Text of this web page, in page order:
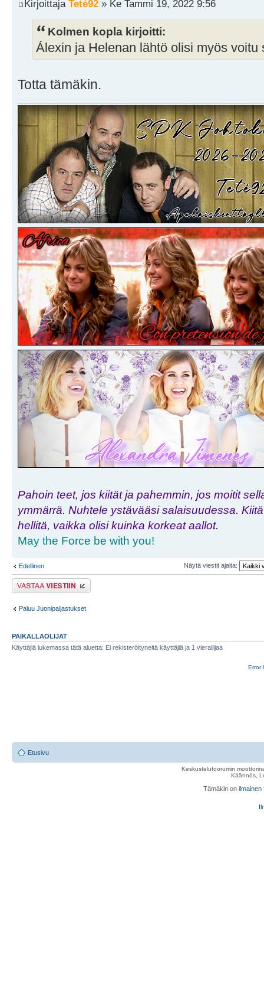
Kirjoittaja Teté92 » Ke Tammi 19, 2022 9:56
Kolmen kopla kirjoitti:
Álexin ja Helenan lähtö olisi myös voitu
Totta tämäkin.
Pahoin teet, jos kiität ja pahemmin, jos moitit
ymmärrä. Nuhtele ystävääsi salaisuudessa.
hellitä, vaikka olisi kuinka korkeat aallot.
May the Force be with you!
Edellinen Näytä viestit ajalta:
Lähetä vastaus
Paluu Juonipaljastukset
PAIKALLAOLIJAT
Käyttäjiä lukemassa tätä aluetta: Ei rekisteröityneitä käyttäjiä ja 1 vierailijaa
Error
Etusivu
Keskustelufoorumin
Käännös,
Tämäkin on ilmainen